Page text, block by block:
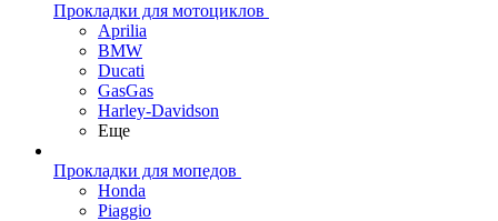
Прокладки для мотоциклов
Aprilia
BMW
Ducati
GasGas
Harley-Davidson
Еще
Прокладки для мопедов
Honda
Piaggio